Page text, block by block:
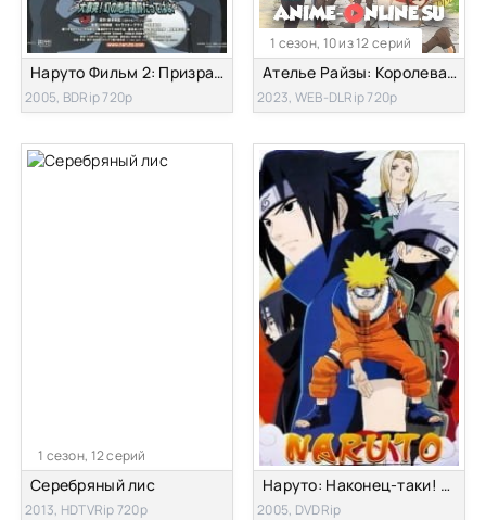
Наруто Фильм 2: Призрачные руины земных недр
2005, BDRip 720p
1 сезон, 10 из 12 серий
Ателье Райзы: Королева тьмы и тайное пристанище
2023, WEB-DLRip 720p
1 сезон, 12 серий
Серебряный лис
2013, HDTVRip 720p
Наруто: Наконец-таки! Соревнования дзёнинов против гэнинов! ОВА-3
2005, DVDRip